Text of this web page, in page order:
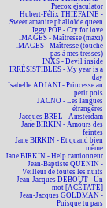
Precox ejaculator
Hubert-Félix THIÉFAINE -
Sweet amanite phalloïde queen
Iggy POP - Cry for love
IMAGES - Maîtresse (maxi)
IMAGES - Maîtresse (touche
pas à mes tresses)
INXS - Devil inside
IRRÉSISTIBLES - My year is a
day
Isabelle ADJANI - Princesse au
petit pois
JACNO - Les langues
étrangères
Jacques BREL - Amsterdam
Jane BIRKIN - Amours des
feintes
Jane BIRKIN - Et quand bien
même
Jane BIRKIN - Help camionneur
Jean-Baptiste QUENIN -
Veilleur de toutes les nuits
Jean-Jacques DEBOUT - Un
mot [ACÉTATE]
Jean-Jacques GOLDMAN -
Puisque tu pars